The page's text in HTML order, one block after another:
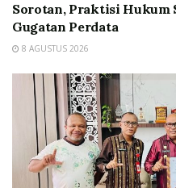
Sorotan, Praktisi Hukum
Gugatan Perdata
8 AGUSTUS 2026